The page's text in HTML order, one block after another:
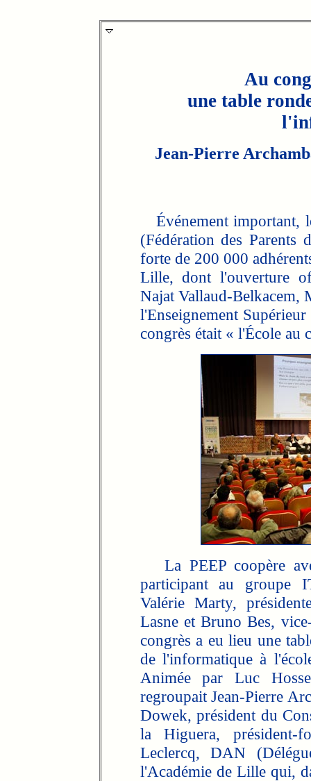
Au
une table
Jean-Pierre
Événement important,
(Fédération des Parents
forte de 200 000
Lille, dont l'ouverture
Najat Vallaud-Belkacem,
l'Enseignement
congrès était « l'École au
La PEEP coopère
participant au groupe
Valérie Marty,
Lasne et Bruno Bes,
congrès a eu lieu une
de l'informatique à
Animée par Luc
regroupait Jean-Pierre
Dowek, président du
la Higuera,
Leclercq, DAN
l'Académie de Lille qui,